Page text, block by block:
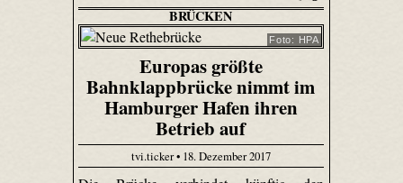
BRÜCKEN
Foto: HPA
Europas größte
Bahnklappbrücke nimmt im
Hamburger Hafen ihren
Betrieb auf
tvi.ticker • 18. Dezember 2017